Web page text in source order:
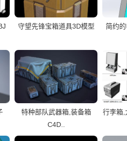
守望先锋宝箱道具3D模型 简约
特种部队武器箱,装备箱
C4D..
行李箱,